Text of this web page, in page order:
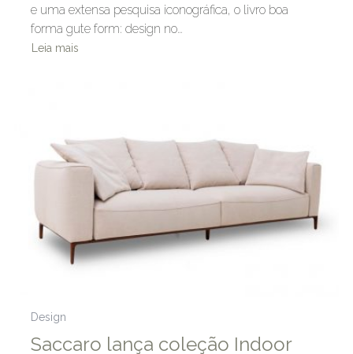
e uma extensa pesquisa iconográfica, o livro boa
forma gute form: design no…
Leia mais
Design
Saccaro lança coleção Indoor